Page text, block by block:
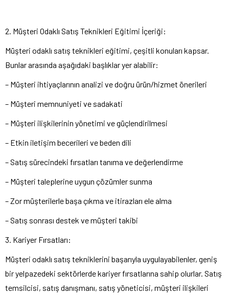
2. Müşteri Odaklı Satış Teknikleri Eğitimi İçeriği:
Müşteri odaklı satış teknikleri eğitimi, çeşitli konuları kapsar.
Bunlar arasında aşağıdaki başlıklar yer alabilir:
– Müşteri ihtiyaçlarının analizi ve doğru ürün/hizmet önerileri
– Müşteri memnuniyeti ve sadakati
– Müşteri ilişkilerinin yönetimi ve güçlendirilmesi
– Etkin iletişim becerileri ve beden dili
– Satış sürecindeki fırsatları tanıma ve değerlendirme
– Müşteri taleplerine uygun çözümler sunma
– Zor müşterilerle başa çıkma ve itirazları ele alma
– Satış sonrası destek ve müşteri takibi
3. Kariyer Fırsatları:
Müşteri odaklı satış tekniklerini başarıyla uygulayabilenler, geniş
bir yelpazedeki sektörlerde kariyer fırsatlarına sahip olurlar. Satış
temsilcisi, satış danışmanı, satış yöneticisi, müşteri ilişkileri